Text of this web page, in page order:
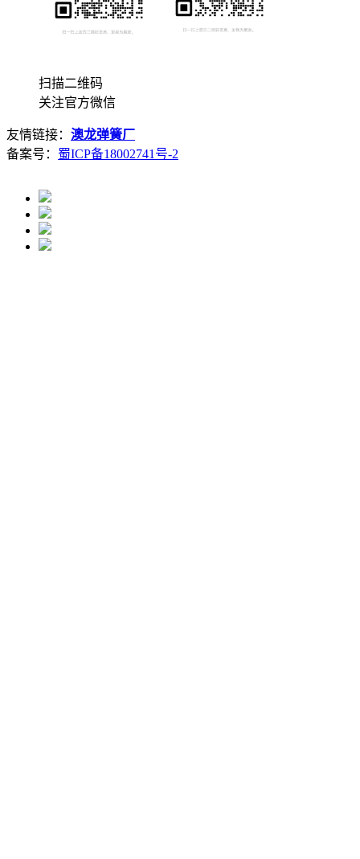
扫描二维码
关注官方微信
友情链接： 澳龙弹簧厂
备案号： 蜀ICP备18002741号-2